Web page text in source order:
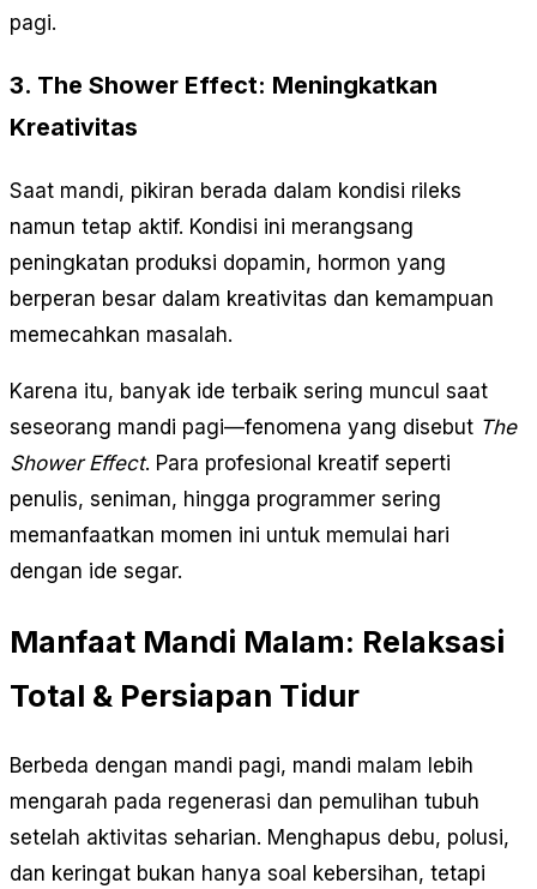
pagi.
3. The Shower Effect: Meningkatkan
Kreativitas
Saat mandi, pikiran berada dalam kondisi rileks
namun tetap aktif. Kondisi ini merangsang
peningkatan produksi dopamin, hormon yang
berperan besar dalam kreativitas dan kemampuan
memecahkan masalah.
Karena itu, banyak ide terbaik sering muncul saat
seseorang mandi pagi—fenomena yang disebut The
Shower Effect. Para profesional kreatif seperti
penulis, seniman, hingga programmer sering
memanfaatkan momen ini untuk memulai hari
dengan ide segar.
Manfaat Mandi Malam: Relaksasi
Total & Persiapan Tidur
Berbeda dengan mandi pagi, mandi malam lebih
mengarah pada regenerasi dan pemulihan tubuh
setelah aktivitas seharian. Menghapus debu, polusi,
dan keringat bukan hanya soal kebersihan, tetapi